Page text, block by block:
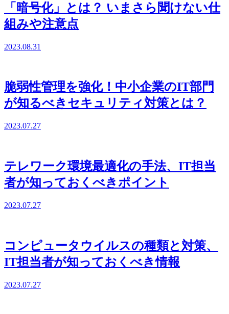
「暗号化」とは？ いまさら聞けない仕
組みや注意点
2023.08.31
脆弱性管理を強化！中小企業のIT部門
が知るべきセキュリティ対策とは？
2023.07.27
テレワーク環境最適化の手法、IT担当
者が知っておくべきポイント
2023.07.27
コンピュータウイルスの種類と対策、
IT担当者が知っておくべき情報
2023.07.27